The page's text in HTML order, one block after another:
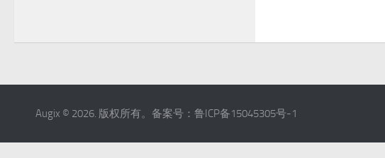
Augix © 2026. 版权所有。备案号：鲁ICP备15045305号-1